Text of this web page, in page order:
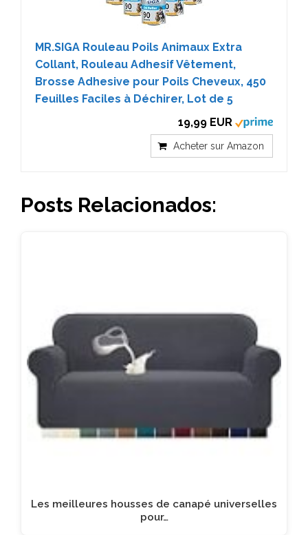
MR.SIGA Rouleau Poils Animaux Extra
Collant, Rouleau Adhesif Vêtement,
Brosse Adhesive pour Poils Cheveux, 450
Feuilles Faciles à Déchirer, Lot de 5
19,99 EUR
Acheter sur Amazon
Posts Relacionados:
Les meilleures housses de canapé universelles
pour…